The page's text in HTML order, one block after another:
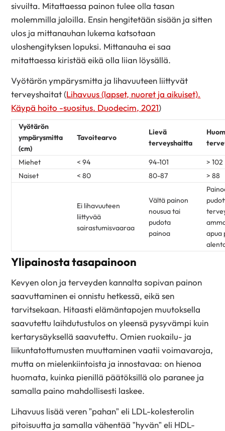
sivuilta. Mitattaessa painon tulee olla tasan
molemmilla jaloilla. Ensin hengitetään sisään ja sitten
ulos ja mittanauhan lukema katsotaan
uloshengityksen lopuksi. Mittanauha ei saa
mitattaessa kiristää eikä olla liian löysällä.
Vyötärön ympärysmitta ja lihavuuteen liittyvät
terveyshaitat (Lihavuus (lapset, nuoret ja aikuiset).
Käypä hoito -suositus. Duodecim, 2021)
Vyötärön
ympärysmitta
(cm)
Tavoitearvo
Lievä
terveyshaitta
Miehet < 94 94-101
> 102
Naiset
< 80 80-87 > 88
Ei lihavuuteen
liittyvää
sairastumisvaaraa
Vältä painon
nousua tai
pudota
painoa
apua
Ylipainosta tasapainoon
Kevyen olon ja terveyden kannalta sopivan painon
saavuttaminen ei onnistu hetkessä, eikä sen
tarvitsekaan. Hitaasti elämäntapojen muutoksella
saavutettu laihdutustulos on yleensä pysyvämpi kuin
kertarysäyksellä saavutettu. Omien ruokailu- ja
liikuntatottumusten muuttaminen vaatii voimavaroja,
mutta on mielenkiintoista ja innostavaa: on hienoa
huomata, kuinka pienillä päätöksillä olo paranee ja
samalla paino mahdollisesti laskee.
Lihavuus lisää veren ”pahan” eli LDL-kolesterolin
pitoisuutta ja samalla vähentää ”hyvän” eli HDL-